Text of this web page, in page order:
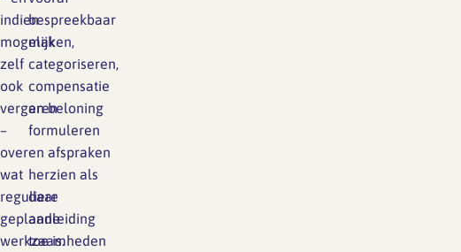
indien
mogelijk
zelf
ook
vergaren
–
over
wat
reguliere
geplande
werkzaamheden
bespreekbaar
maken,
categoriseren,
compensatie
en beloning
formuleren
en afspraken
herzien als
daar
aanleiding
toe is.